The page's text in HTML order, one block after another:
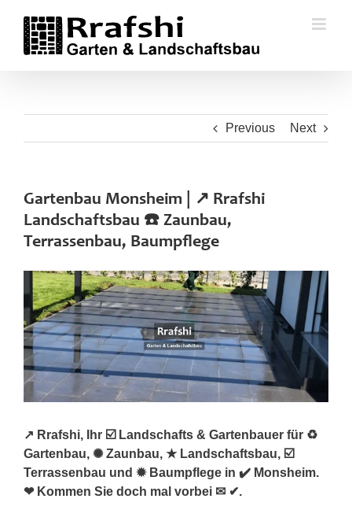
content
Previous Next
Gartenbau Monsheim | ↗️ Rrafshi
Landschaftsbau ☎️ Zaunbau,
Terrassenbau, Baumpflege
↗️ Rrafshi, Ihr ☑️ Landschafts & Gartenbauer für ♻
Gartenbau, ✺ Zaunbau, ★ Landschaftsbau, ☑️
Terrassenbau und ✹ Baumpflege in ✔️ Monsheim.
❤ Kommen Sie doch mal vorbei ✉ ✔.